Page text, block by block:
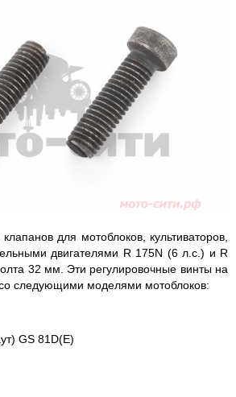
для мотоблоков, культиваторов,
двигателями R 175N (6 л.с.) и R
32 мм. Эти регулировочные винты на
следующими моделями мотоблоков:
GS 81D(E)